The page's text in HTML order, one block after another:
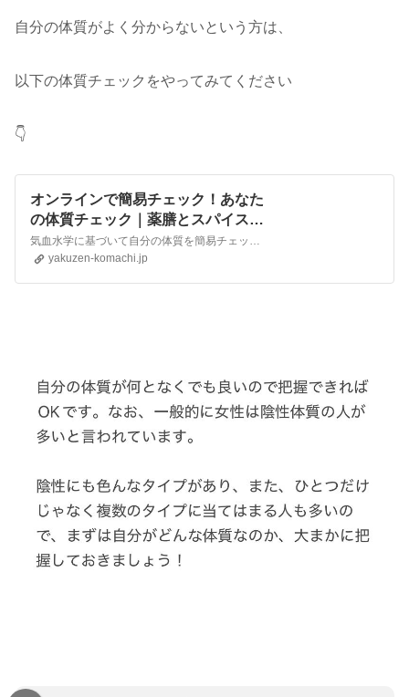
自分の体質がよく分からないという方は、
以下の体質チェックをやってみてください
👇
オンラインで簡易チェック！あなた
の体質チェック｜薬膳とスパイス専
門店 薬膳小町
気血水学に基づいて自分の体質を簡易チェック。自分の体質を把握した上で日々の生活に薬膳を取り入れてみてください。体質は季節や年齢によっても変化すると言われています。数ヶ月ごとのセルフチェックもおすすめです。気滞・気虚・瘀血・血虚・水毒・陰虚・陽熱・陽虚、8つの体質に導きます。
yakuzen-komachi.jp